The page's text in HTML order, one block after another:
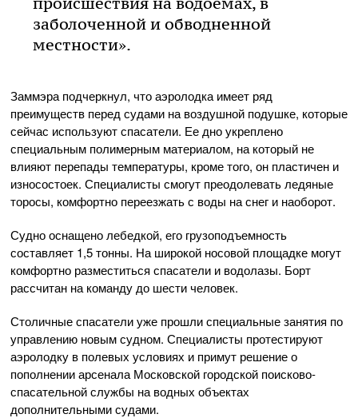
заболоченной и обводненной
местности».
Заммэра подчеркнул, что аэролодка имеет ряд
преимуществ перед судами на воздушной подушке, которые
сейчас используют спасатели. Ее дно укреплено
специальным полимерным материалом, на который не
влияют перепады температуры, кроме того, он пластичен и
износостоек. Специалисты смогут преодолевать ледяные
торосы, комфортно переезжать с воды на снег и наоборот.
Судно оснащено лебедкой, его грузоподъемность
составляет 1,5 тонны. На широкой носовой площадке могут
комфортно разместиться спасатели и водолазы. Борт
рассчитан на команду до шести человек.
Столичные спасатели уже прошли специальные занятия по
управлению новым судном. Специалисты протестируют
аэролодку в полевых условиях и примут решение о
пополнении арсенала Московской городской поисково-
спасательной службы на водных объектах
дополнительными судами.